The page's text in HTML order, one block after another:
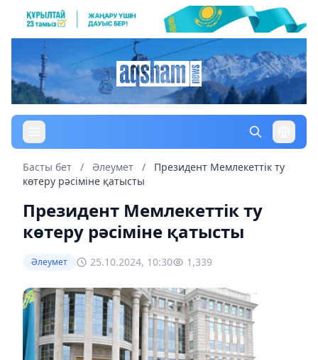
Басты бет / Әлеумет /
Президент Мемлекеттік ту
көтеру рәсіміне қатысты
Президент Мемлекеттік ту
көтеру рәсіміне қатысты
Әлеумет 25.10.2024, 10:30 1,339